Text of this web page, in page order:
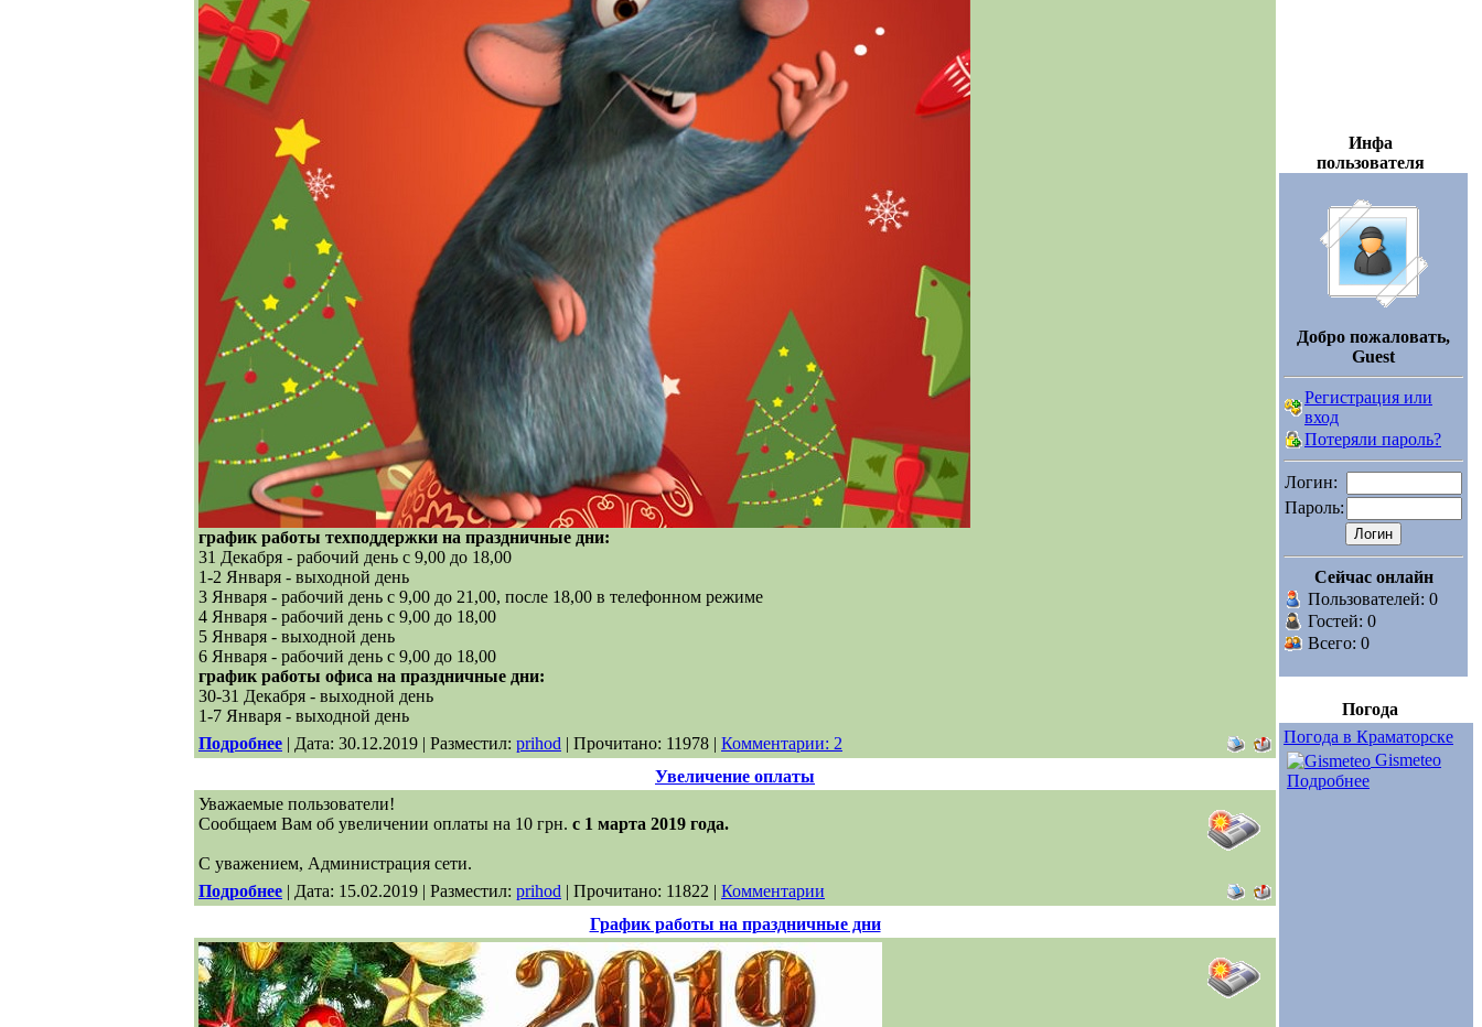
график работы техподдержки на праздничные дни:
31 Декабря - рабочий день с 9,00 до 18,00
1-2 Января - выходной день
3 Января - рабочий день с 9,00 до 21,00, после 18,00 в телефонном режиме
4 Января - рабочий день с 9,00 до 18,00
5 Января - выходной день
6 Января - рабочий день с 9,00 до 18,00
график работы офиса на праздничные дни:
30-31 Декабря - выходной день
1-7 Января - выходной день
Подробнее | Дата: 30.12.2019 | Разместил: prihod | Прочитано: 11978 | Комментарии: 2
Увеличение оплаты
Уважаемые пользователи!
Сообщаем Вам об увеличении оплаты на 10 грн. с 1 марта 2019 года.
С уважением, Администрация сети.
Подробнее | Дата: 15.02.2019 | Разместил: prihod | Прочитано: 11822 | Комментарии
График работы на праздничные дни
Инфа
пользователя
Добро пожаловать,
Guest
Регистрация или
вход
Потеряли пароль?
Логин:
Пароль:
Сейчас онлайн
Пользователей: 0
Гостей: 0
Всего: 0
Погода
Погода в Краматорске
Gismeteo
Подробнее